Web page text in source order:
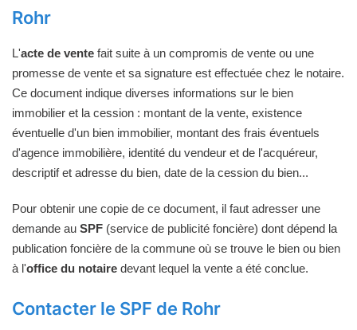
Rohr
L'acte de vente fait suite à un compromis de vente ou une
promesse de vente et sa signature est effectuée chez le notaire.
Ce document indique diverses informations sur le bien
immobilier et la cession : montant de la vente, existence
éventuelle d'un bien immobilier, montant des frais éventuels
d'agence immobilière, identité du vendeur et de l'acquéreur,
descriptif et adresse du bien, date de la cession du bien...
Pour obtenir une copie de ce document, il faut adresser une
demande au SPF (service de publicité foncière) dont dépend la
publication foncière de la commune où se trouve le bien ou bien
à l'office du notaire devant lequel la vente a été conclue.
Contacter le SPF de Rohr